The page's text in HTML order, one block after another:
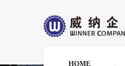
HOME